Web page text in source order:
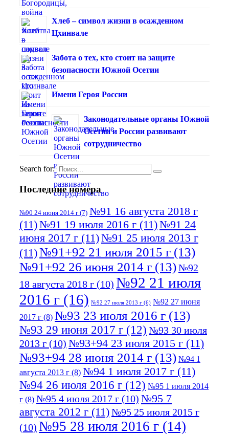
Хлеб – символ жизни в осажденном
Цхинвале
Забота о тех, кто стоит на защите
безопасности Южной Осетии
Имени Героя России
Законодательные органы Южной
Осетии и России развивают
сотрудничество
Search for:
Последние номера
№90 24 июня 2014 г (7) №91 16 августа 2018 г
(11)№91 19 июля 2016 г (11)№91 24
июня 2017 г (11)№91 25 июля 2013 г
(11)№91+92 21 июля 2015 г (13)
№91+92 26 июня 2014 г (13)№92
18 августа 2018 г (10) №92 21 июля
2016 г (16) №92 27 июля 2013 г (6) №92 27 июня
2017 г (8) №93 23 июля 2016 г (13)
№93 29 июня 2017 г (12) №93 30 июля
2013 г (10) №93+94 23 июля 2015 г (11)
№93+94 28 июня 2014 г (13) №94 1
августа 2013 г (8) №94 1 июля 2017 г (11)
№94 26 июля 2016 г (12) №95 1 июля 2014
г (8) №95 4 июля 2017 г (10) №95 7
августа 2012 г (11)№95 25 июля 2015 г
(10) №95 28 июля 2016 г (14)